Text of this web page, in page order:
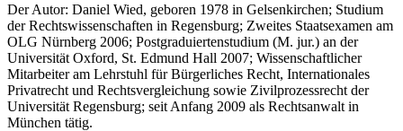
Der Autor: Daniel Wied, geboren 1978 in Gelsenkirchen; Studium
der Rechtswissenschaften in Regensburg; Zweites Staatsexamen am
OLG Nürnberg 2006; Postgraduiertenstudium (M. jur.) an der
Universität Oxford, St. Edmund Hall 2007; Wissenschaftlicher
Mitarbeiter am Lehrstuhl für Bürgerliches Recht, Internationales
Privatrecht und Rechtsvergleichung sowie Zivilprozessrecht der
Universität Regensburg; seit Anfang 2009 als Rechtsanwalt in
München tätig.